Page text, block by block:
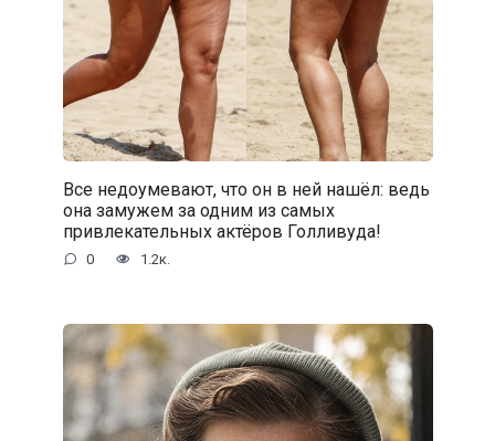
Все недоумевают, что он в ней нашёл: ведь
она замужем за одним из самых
привлекательных актёров Голливуда!
0 1.2к.